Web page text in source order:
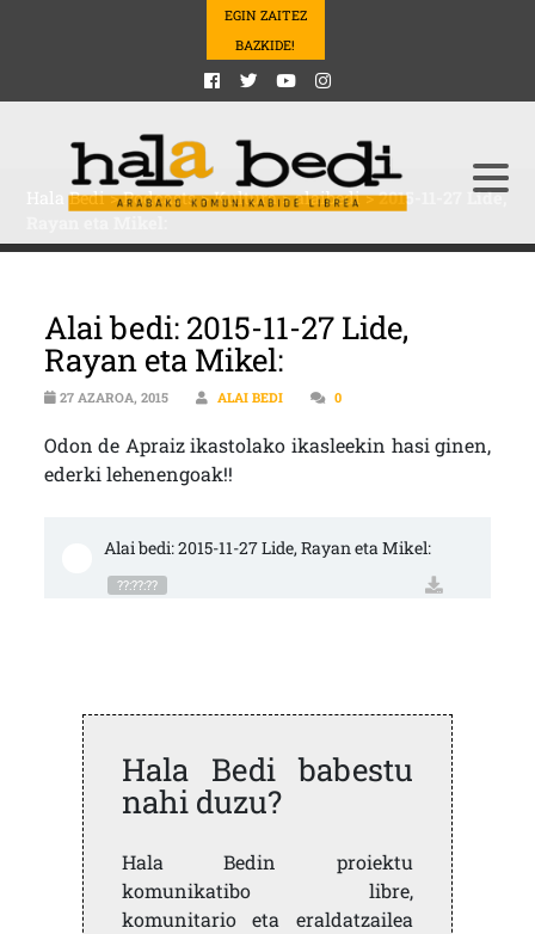
EGIN ZAITEZ
BAZKIDE!
Hala Bedi>Podcasts>Kultura>alaibedi>2015-11-27 Lide,
Alai bedi: 2015-11-27 Lide,
Rayan eta Mikel:
27 AZAROA, 2015 ALAI BEDI 0
Odon de Apraiz ikastolako ikasleekin hasi ginen,
ederki lehenengoak!!
Alai bedi: 2015-11-27 Lide, Rayan eta Mikel:
??:??:??
Hala Bedi babestu
nahi duzu?
Hala Bedin proiektu
komunikatibo libre,
komunitario eta eraldatzailea